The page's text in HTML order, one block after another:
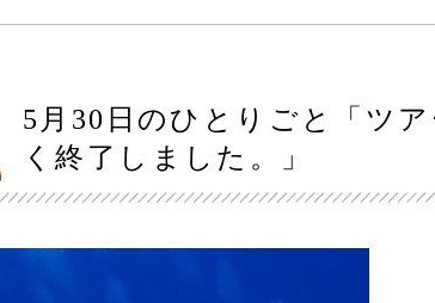
5月30日のひとりごと「ツ
く終了しました。」